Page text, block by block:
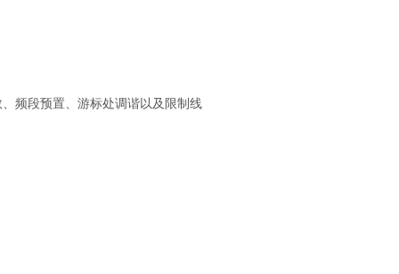
频段预置、游标处调谐以及限制线